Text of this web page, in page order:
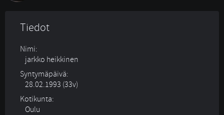
Tiedot
Nimi:
jarkko heikkinen
Syntymäpäivä:
28.02.1993 (33v)
Kotikunta:
Oulu